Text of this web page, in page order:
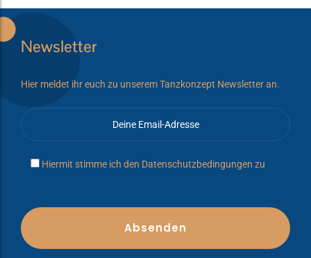
Newsletter
Hier meldet ihr euch zu unserem Tanzkonzept Newsletter an.
Hiermit stimme ich den Datenschutzbedingungen zu